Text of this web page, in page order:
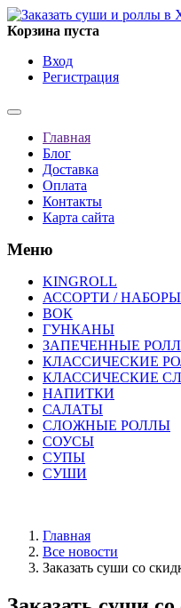
Корзина пуста
Вход
Регистрация
Главная
Блог
Доставка
Оплата
Контакты
Карта сайта
Меню
KINGROLL
АССОРТИ / НАБОРЫ
ВОК
ГУНКАНЫ
ЗАПЕЧЕННЫЕ
КЛАССИЧЕСКИЕ
КЛАССИЧЕСКИЕ
НАПИТКИ
САЛАТЫ
СЛОЖНЫЕ РОЛЛЫ
СОУСЫ
СУПЫ
СУШИ
Главная
Все новости
Заказать суши со